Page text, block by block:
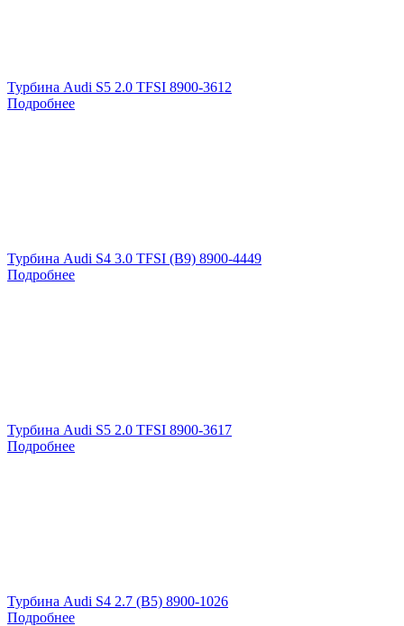
Турбина Audi S5 2.0 TFSI 8900-3612
Подробнее
Турбина Audi S4 3.0 TFSI (B9) 8900-4449
Подробнее
Турбина Audi S5 2.0 TFSI 8900-3617
Подробнее
Турбина Audi S4 2.7 (B5) 8900-1026
Подробнее